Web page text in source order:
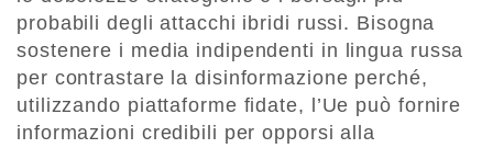
probabili degli attacchi ibridi russi. Bisogna
sostenere i media indipendenti in lingua russa
per contrastare la disinformazione perché,
utilizzando piattaforme fidate, l’Ue può fornire
informazioni credibili per opporsi alla